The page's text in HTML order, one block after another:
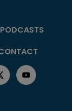
PODCASTS